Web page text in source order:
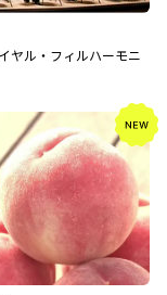
ヤル・フィルハーモニ